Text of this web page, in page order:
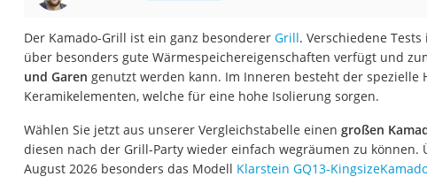
Split-Klimaanlage 2
Pelletofen
Bohrmaschine
Tiefbrunnenpumpe
Fliesenschneider
Der Kamado-Grill ist ein ganz besonderer Grill. Verschiedene
über besonders gute Wärmespeichereigenschaften verfügt und
und Garen genutzt werden kann. Im Inneren besteht der spezielle
Keramikelementen, welche für eine hohe Isolierung sorgen.
Wählen Sie jetzt aus unserer Vergleichstabelle einen großen
diesen nach der Grill-Party wieder einfach wegräumen zu können.
August 2026 besonders das Modell Klarstein ‎GQ13-